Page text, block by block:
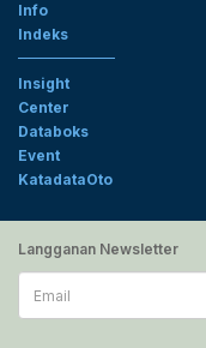
Info
Indeks
Insight
Center
Databoks
Event
KatadataOto
Langganan Newsletter
Email